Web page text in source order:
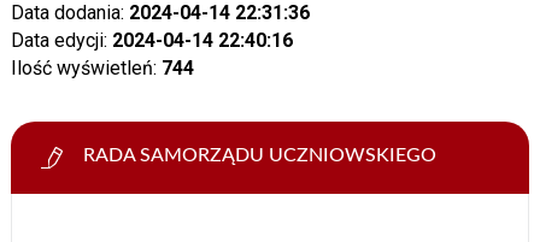
Data dodania: 2024-04-14 22:31:36
Data edycji: 2024-04-14 22:40:16
Ilość wyświetleń: 744
RADA SAMORZĄDU UCZNIOWSKIEGO